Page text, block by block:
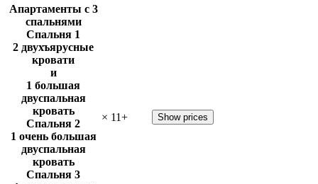
Апартаменты с 3
спальнями
Спальня 1
2 двухъярусные
кровати
и
1 большая
двуспальная
кровать
Спальня 2
1 очень большая
двуспальная
кровать
Спальня 3
× 11+ Show prices